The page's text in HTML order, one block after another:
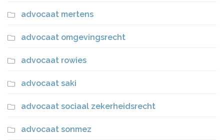
advocaat mertens
advocaat omgevingsrecht
advocaat rowies
advocaat saki
advocaat sociaal zekerheidsrecht
advocaat sonmez